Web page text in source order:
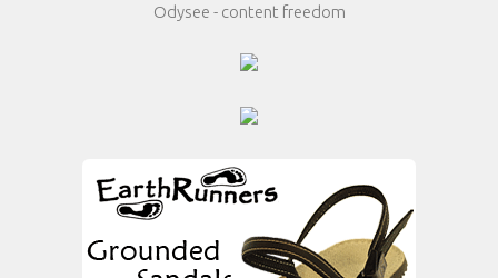
Odysee - content freedom